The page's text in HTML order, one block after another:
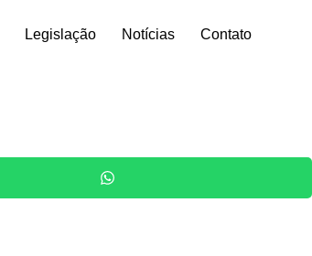
Legislação Notícias Contato